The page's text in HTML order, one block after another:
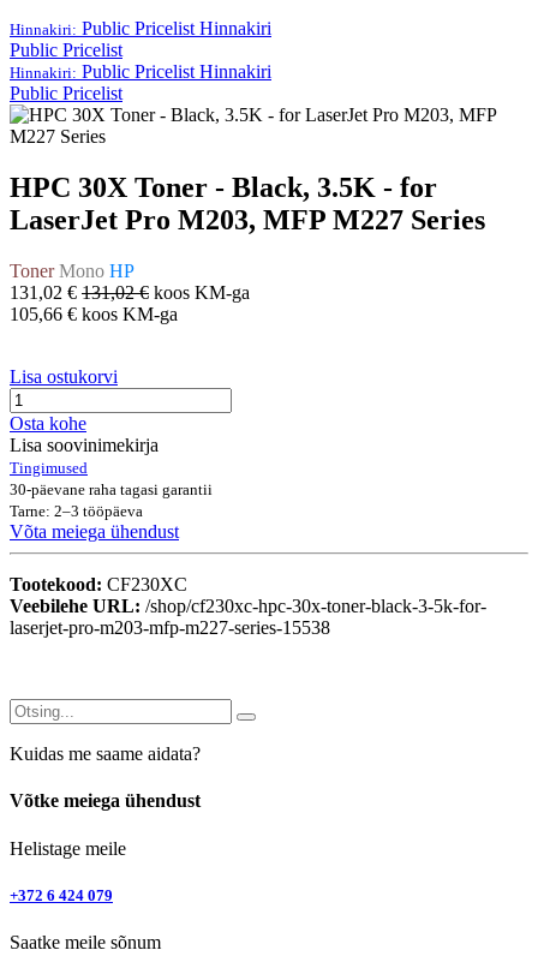
Hinnakiri: Public Pricelist Hinnakiri
Public Pricelist
Hinnakiri: Public Pricelist Hinnakiri
Public Pricelist
HPC 30X Toner - Black, 3.5K - for
LaserJet Pro M203, MFP M227 Series
Toner Mono HP
131,02 € 131,02€ koos KM-ga
105,66 € koos KM-ga
Lisa ostukorvi
Osta kohe
Lisa soovinimekirja
Tingimused
30-päevane raha tagasi garantii
Tarne: 2–3 tööpäeva
Võta meiega ühendust
Tootekood: CF230XC
Veebilehe URL: /shop/cf230xc-hpc-30x-toner-black-3-5k-for-
laserjet-pro-m203-mfp-m227-series-15538
Kuidas me saame aidata?
Võtke meiega ühendust
Helistage meile
+372 6 424 079
Saatke meile sõnum